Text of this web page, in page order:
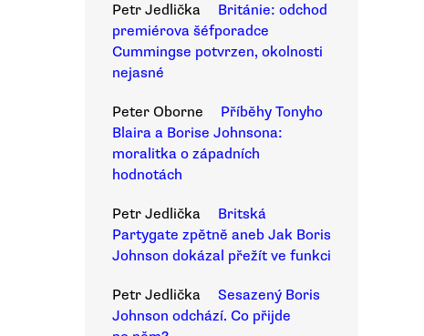
Petr Jedlička
Británie: odchod
premiérova šéfporadce
Cummingse potvrzen, okolnosti
nejasné
Peter Oborne
Příběhy Tonyho
Blaira a Borise Johnsona:
moralitka o západních
hodnotách
Petr Jedlička
Britská
Partygate zpětně aneb Jak Boris
Johnson dokázal přežít ve funkci
Petr Jedlička
Sesazený Boris
Johnson odchází. Co přijde